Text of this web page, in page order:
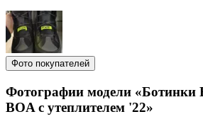
Фото покупателей
Фотографии модели «Ботинки
BOA с утеплителем '22»